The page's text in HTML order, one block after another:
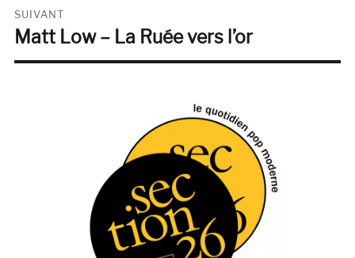
SUIVANT
Publication
Matt Low – La Ruée vers l’or